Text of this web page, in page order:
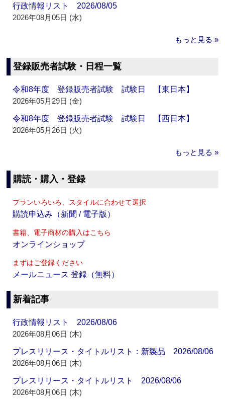
行政情報リスト 2026/08/05
2026年08月05日 (水)
もっと見る »
登録販売者試験・日程一覧
令和8年度 登録販売者試験 試験日 【東日本】
2026年05月29日 (金)
令和8年度 登録販売者試験 試験日 【西日本】
2026年05月26日 (火)
もっと見る »
購読・購入・登録
プランいろいろ、スタイルに合わせて選択
購読申込み（新聞 / 電子版）
書籍、電子商材の購入はこちら
オンラインショップ
まずはご登録ください
メールニュース 登録（無料）
新着記事
行政情報リスト 2026/08/06
2026年08月06日 (木)
プレスリリース・タイトルリスト：新製品 2026/08/06
2026年08月06日 (木)
プレスリリース・タイトルリスト 2026/08/06
2026年08月06日 (木)